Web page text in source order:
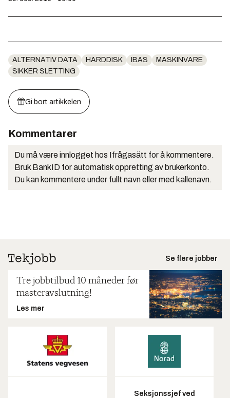
ALTERNATIV DATA HARDDISK IBAS
MASKINVARE
SIKKER SLETTING
Gi bort artikkelen
Kommentarer
Du må være innlogget hos Ifrågasätt for å kommentere.
Bruk BankID for automatisk oppretting av brukerkonto.
Du kan kommentere under fullt navn eller med kallenavn.
Se flere jobber
Tre jobbtilbud 10 måneder før
masteravslutning!
Les mer
Seksjonssjef ved